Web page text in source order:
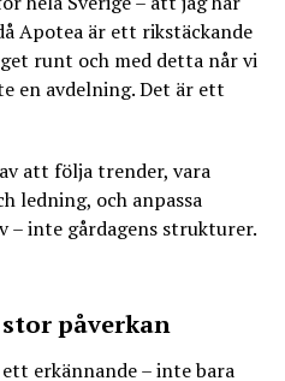
Apotea är ett rikstäckande
runt och med detta når vi
en avdelning. Det är ett
att följa trender, vara
ledning, och anpassa
inte gårdagens strukturer.
påverkan
erkännande – inte bara